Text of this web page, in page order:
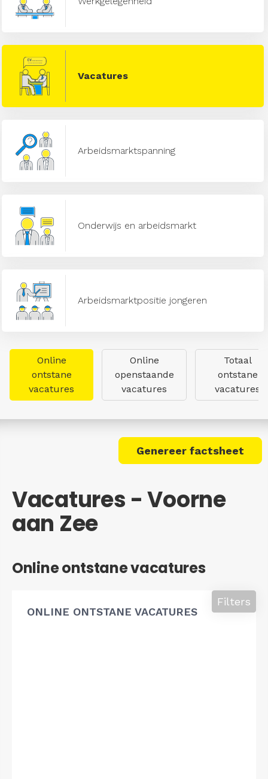
Vacatures
Arbeidsmarktspanning
Onderwijs en arbeidsmarkt
Arbeidsmarktpositie jongeren
Online
ontstane
vacatures
Online
openstaande
vacatures
Totaal
ontstane
vacatures
Genereer factsheet
Vacatures - Voorne
aan Zee
Online ontstane vacatures
ONLINE ONTSTANE VACATURES
Filters